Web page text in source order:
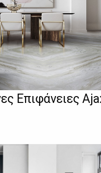
Επιφάνειες